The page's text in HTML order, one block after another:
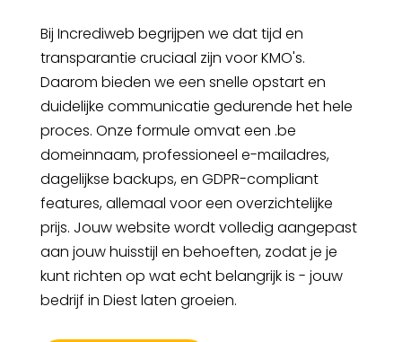
Bij Incrediweb begrijpen we dat tijd en
transparantie cruciaal zijn voor KMO's.
Daarom bieden we een snelle opstart en
duidelijke communicatie gedurende het hele
proces. Onze formule omvat een .be
domeinnaam, professioneel e-mailadres,
dagelijkse backups, en GDPR-compliant
features, allemaal voor een overzichtelijke
prijs. Jouw website wordt volledig aangepast
aan jouw huisstijl en behoeften, zodat je je
kunt richten op wat echt belangrijk is - jouw
bedrijf in Diest laten groeien.